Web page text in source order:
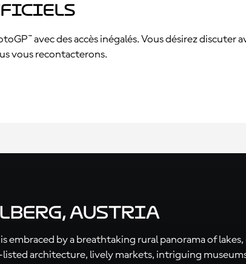
avec des accès inégalés. Vous désirez
vous recontacterons.
Austria
embraced by a breathtaking rural panorama of
architecture, lively markets, intriguing